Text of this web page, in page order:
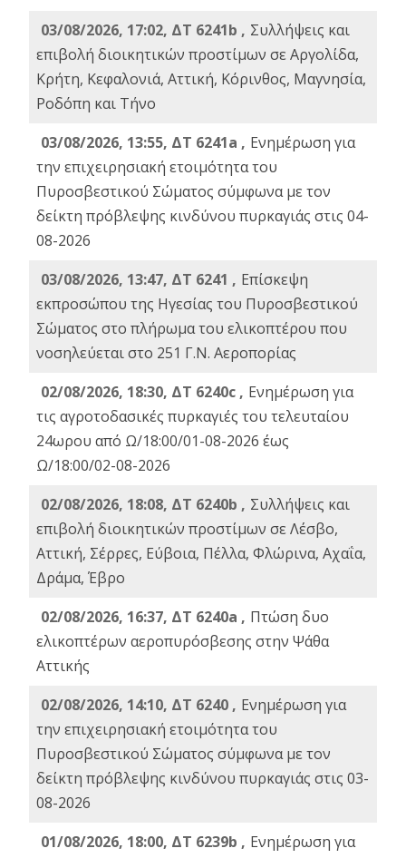
03/08/2026, 17:02, ΔΤ 6241b , Συλλήψεις και
επιβολή διοικητικών προστίμων σε Αργολίδα,
Κρήτη, Κεφαλονιά, Αττική, Κόρινθος, Μαγνησία,
Ροδόπη και Τήνο
03/08/2026, 13:55, ΔΤ 6241a , Ενημέρωση για
την επιχειρησιακή ετοιμότητα του
Πυροσβεστικού Σώματος σύμφωνα με τον
δείκτη πρόβλεψης κινδύνου πυρκαγιάς στις 04-
08-2026
03/08/2026, 13:47, ΔΤ 6241 , Επίσκεψη
εκπροσώπου της Ηγεσίας του Πυροσβεστικού
Σώματος στο πλήρωμα του ελικοπτέρου που
νοσηλεύεται στο 251 Γ.Ν. Αεροπορίας
02/08/2026, 18:30, ΔΤ 6240c , Ενημέρωση για
τις αγροτοδασικές πυρκαγιές του τελευταίου
24ωρου από Ω/18:00/01-08-2026 έως
Ω/18:00/02-08-2026
02/08/2026, 18:08, ΔΤ 6240b , Συλλήψεις και
επιβολή διοικητικών προστίμων σε Λέσβο,
Αττική, Σέρρες, Εύβοια, Πέλλα, Φλώρινα, Αχαΐα,
Δράμα, Έβρο
02/08/2026, 16:37, ΔΤ 6240a , Πτώση δυο
ελικοπτέρων αεροπυρόσβεσης στην Ψάθα
Αττικής
02/08/2026, 14:10, ΔΤ 6240 , Ενημέρωση για
την επιχειρησιακή ετοιμότητα του
Πυροσβεστικού Σώματος σύμφωνα με τον
δείκτη πρόβλεψης κινδύνου πυρκαγιάς στις 03-
08-2026
01/08/2026, 18:00, ΔΤ 6239b , Ενημέρωση για